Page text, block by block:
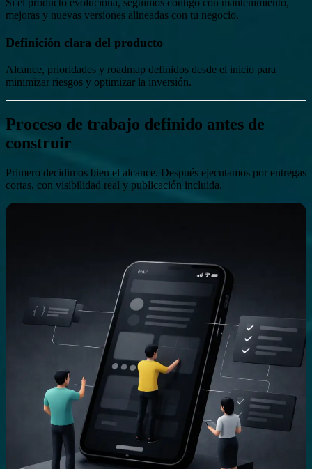
Si el producto evoluciona, seguimos contigo con mantenimiento,
mejoras y nuevas versiones alineadas con tu negocio.
Definición clara del producto
Alcance, prioridades y roadmap definidos desde el inicio para
minimizar riesgos y optimizar la inversión.
Proceso de trabajo definido antes de
construir
Primero decidimos bien el alcance. Después ejecutamos por entregas
cortas, con visibilidad real y publicación incluida.